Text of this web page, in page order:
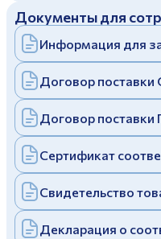
Заполняя и отправляя
cполитикой
Заполняя и отправляя
cполитикой
Дулевский фарфоровый
Политика
Документы для
Информация для
Договор
Договор поставки
Сертификат
Свидетельство
Декларация о